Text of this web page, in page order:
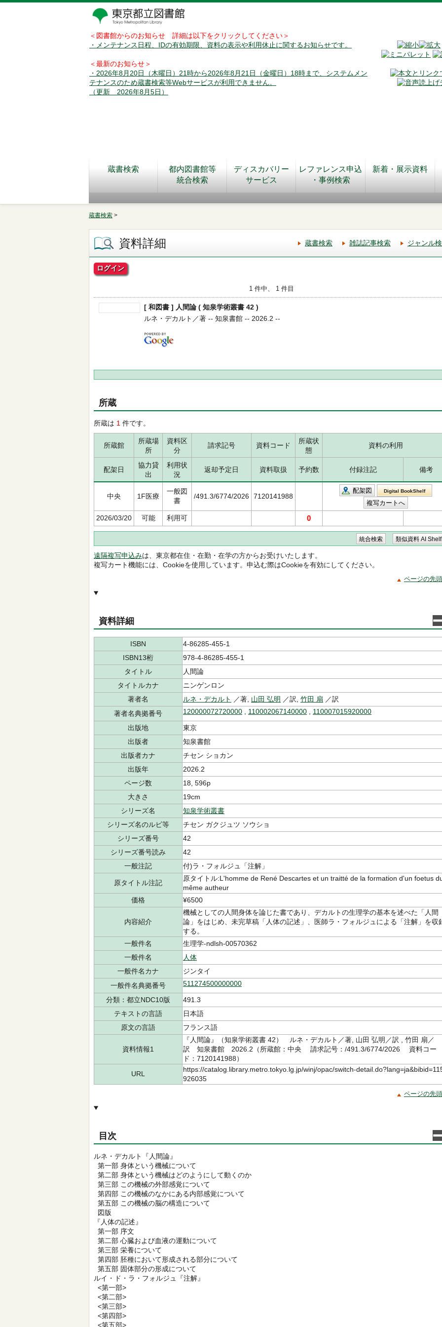
＜図書館からのお知らせ 詳細は以下をクリックしてください＞
・メンテナンス日程、IDの有効期限、資料の表示や利用休止に関するお知らせです。
＜最新のお知らせ＞
・2026年8月20日（木曜日）21時から2026年8月21日（金曜日）18時まで、システムメン
テナンスのため蔵書検索等Webサービスが利用できません。
（更新 2026年8月5日）
蔵書検索
都内図書館等
統合検索
ディスカバリー
サービス
レファレンス申込
・事例検索
新着・展示資料
蔵書検索 >
資料詳細 蔵書検索 雑誌記事検索 ジャンル
ログイン
1 件中、 1 件目
[ 和図書 ] 人間論 ( 知泉学術叢書 42 )
ルネ・デカルト／著 -- 知泉書館 -- 2026.2 --
所蔵
所蔵は 1 件です。
所蔵館
所蔵場
所
資料区
分
請求記号 資料コード
所蔵状
態
資料の利用
配架日
協力貸
出
利用状
況
返却予定日 資料取扱 予約数 付録注記 備考
中央 1F医療
一般図
書
/491.3/6774/2026 7120141988
配架図 Digital BookShelf
2026/03/20 可能 利用可 0
遠隔複写申込みは、東京都在住・在勤・在学の方からお受けいたします。
複写カート機能には、Cookieを使用しています。申込む際はCookieを有効にしてください。
ページの先
資料詳細
ISBN
4-86285-455-1
ISBN13桁
978-4-86285-455-1
タイトル
人間論
タイトルカナ
ニンゲンロン
著者名
ルネ・デカルト ／著, 山田 弘明 ／訳, 竹田 扇 ／訳
著者名典拠番号
120000072720000 110002067140000 110007015920000
出版地
東京
出版者
知泉書館
出版者カナ
チセン ショカン
出版年
2026.2
ページ数
18, 596p
大きさ
19cm
シリーズ名
知泉学術叢書
シリーズ名のルビ等
チセン ガクジュツ ソウショ
シリーズ番号
42
シリーズ番号読み
42
一般注記
付)ラ・フォルジュ「注解」
原タイトル注記
原タイトル:L'homme de René Descartes et un traitté de la formation d'un foetus
même autheur
価格
¥6500
内容紹介
機械としての人間身体を論じた書であり、デカルトの生理学の基本を述べた「人間
論」をはじめ、未完草稿「人体の記述」、医師ラ・フォルジュによる「注解」を収
する。
一般件名
生理学-ndlsh-00570362
一般件名
人体
一般件名カナ
ジンタイ
一般件名典拠番号
511274500000000
分類：都立NDC10版
491.3
テキストの言語
日本語
原文の言語
フランス語
資料情報1
『人間論』（知泉学術叢書 42） ルネ・デカルト／著, 山田 弘明／訳 , 竹田 扇／
訳 知泉書館 2026.2（所蔵館：中央 請求記号：/491.3/6774/2026 資料コー
ド：7120141988）
URL
https://catalog.library.metro.tokyo.lg.jp/winj/opac/switch-
926035
ページの先
目次
ルネ・デカルト『人間論』
第一部 身体という機械について
第二部 身体という機械はどのようにして動くのか
第三部 この機械の外部感覚について
第四部 この機械のなかにある内部感覚について
第五部 この機械の脳の構造について
図版
『人体の記述』
第一部 序文
第二部 心臓および血液の運動について
第三部 栄養について
第四部 胚種において形成される部分について
第五部 固体部分の形成について
ルイ・ド・ラ・フォルジュ『注解』
<第一部>
<第二部>
<第三部>
<第四部>
<第五部>